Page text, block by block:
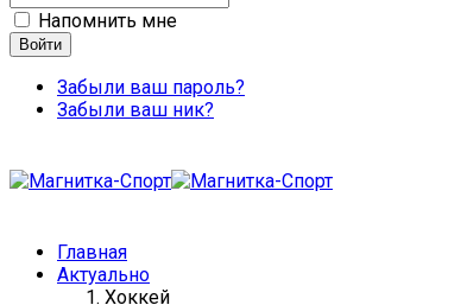
Напомнить мне
Забыли ваш пароль?
Забыли ваш ник?
Главная
Актуально
Хоккей